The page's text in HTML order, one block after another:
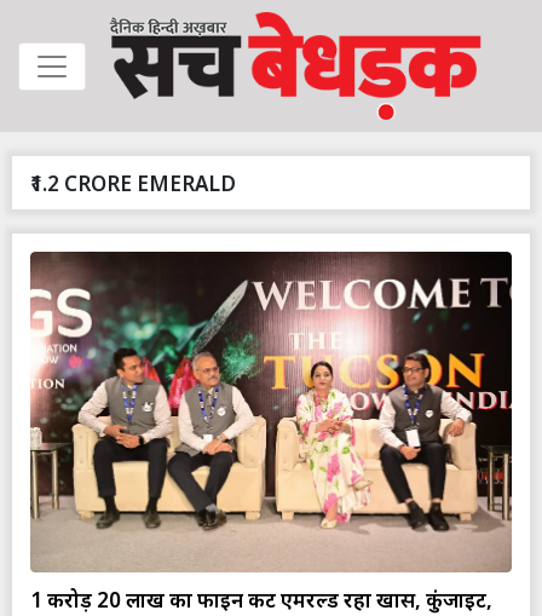
₹1.2 CRORE EMERALD
1 करोड़ 20 लाख का फाइन कट एमरल्ड रहा खास, कुंजाईट,